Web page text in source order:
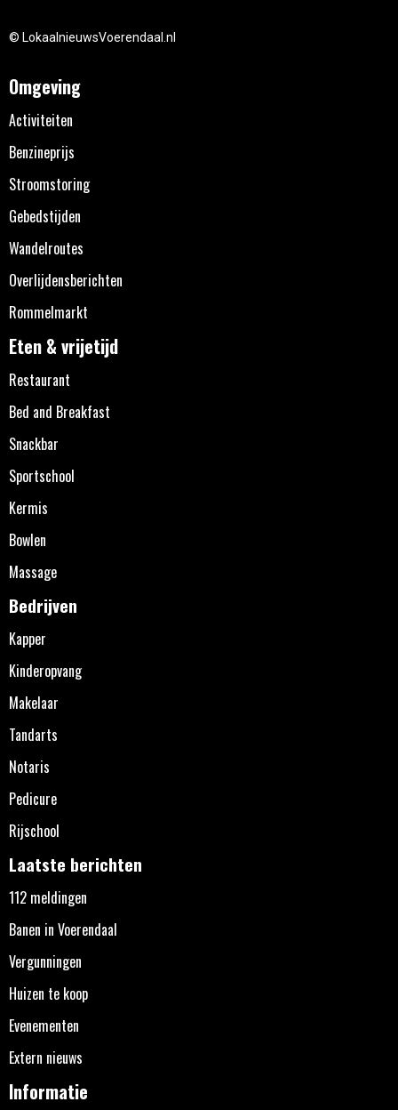
© LokaalnieuwsVoerendaal.nl
Omgeving
Activiteiten
Benzineprijs
Stroomstoring
Gebedstijden
Wandelroutes
Overlijdensberichten
Rommelmarkt
Eten & vrijetijd
Restaurant
Bed and Breakfast
Snackbar
Sportschool
Kermis
Bowlen
Massage
Bedrijven
Kapper
Kinderopvang
Makelaar
Tandarts
Notaris
Pedicure
Rijschool
Laatste berichten
112 meldingen
Banen in Voerendaal
Vergunningen
Huizen te koop
Evenementen
Extern nieuws
Informatie